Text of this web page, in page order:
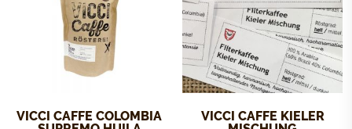
VICCI CAFFE COLOMBIA
VICCI CAFFE KIELER